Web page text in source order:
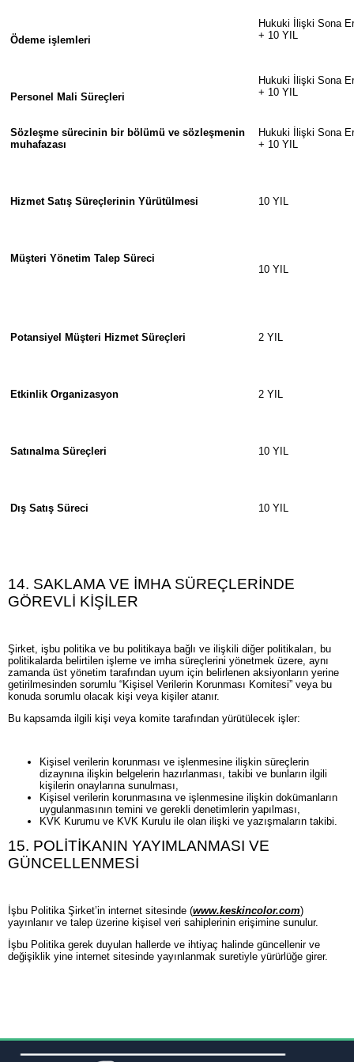
Ödeme işlemleri
Hukuki İlişki Sona
+ 10 YIL
Personel Mali Süreçleri
Hukuki İlişki Sona
+ 10 YIL
Sözleşme sürecinin bir bölümü ve sözleşmenin
muhafazası
Hukuki İlişki Sona
+ 10 YIL
Hizmet Satış Süreçlerinin Yürütülmesi 10 YIL
Müşteri Yönetim Talep Süreci
10 YIL
Potansiyel Müşteri Hizmet Süreçleri 2 YIL
Etkinlik Organizasyon 2 YIL
Satınalma Süreçleri 10 YIL
Dış Satış Süreci 10 YIL
14. SAKLAMA VE İMHA SÜREÇLERİNDE
GÖREVLİ KİŞİLER
Şirket, işbu politika ve bu politikaya bağlı ve ilişkili diğer politikaları, bu
politikalarda belirtilen işleme ve imha süreçlerini yönetmek üzere, aynı
zamanda üst yönetim tarafından uyum için belirlenen aksiyonların yerine
getirilmesinden sorumlu “Kişisel Verilerin Korunması Komitesi” veya bu
konuda sorumlu olacak kişi veya kişiler atanır.
Bu kapsamda ilgili kişi veya komite tarafından yürütülecek işler:
Kişisel verilerin korunması ve işlenmesine ilişkin süreçlerin
dizaynına ilişkin belgelerin hazırlanması, takibi ve bunların ilgili
kişilerin onaylarına sunulması,
Kişisel verilerin korunmasına ve işlenmesine ilişkin dokümanların
uygulanmasının temini ve gerekli denetimlerin yapılması,
KVK Kurumu ve KVK Kurulu ile olan ilişki ve yazışmaların takibi.
15. POLİTİKANIN YAYIMLANMASI VE
GÜNCELLENMESİ
İşbu Politika Şirket’in internet sitesinde (www.keskincolor.com)
yayınlanır ve talep üzerine kişisel veri sahiplerinin erişimine sunulur.
İşbu Politika gerek duyulan hallerde ve ihtiyaç halinde güncellenir ve
değişiklik yine internet sitesinde yayınlanmak suretiyle yürürlüğe girer.